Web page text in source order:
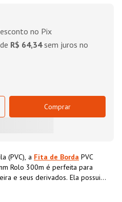
no Pix
R$ 64,34sem juros no
Comprar
(PVC), a Fita de Borda PVC
Rolo 300m é perfeita para
e seus derivados. Ela possui
que além de conferir